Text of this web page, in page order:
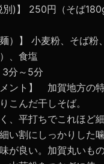
別)】 250円（そば
麺）】 小麦粉、そば粉
、食塩
3分～5分
メント】 加賀地方の
こんだ干しそば。
、平打ちでこれほど
い割にしっかりした
が良い。加賀丸いも